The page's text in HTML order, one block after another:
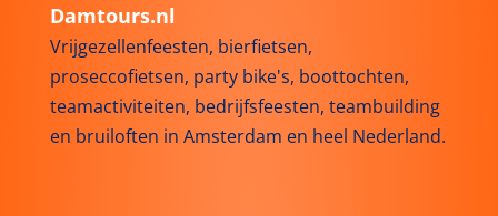
Damtours.nl
Vrijgezellenfeesten, bierfietsen,
proseccofietsen, party bike's, boottochten,
teamactiviteiten, bedrijfsfeesten, teambuilding
en bruiloften in Amsterdam en heel Nederland.